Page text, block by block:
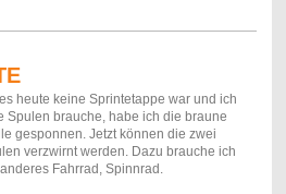
heute keine Sprintetappe war und ich
Spulen brauche, habe ich die braune
gesponnen. Jetzt können die zwei
verzwirnt werden. Dazu brauche ich
Fahrrad, Spinnrad.